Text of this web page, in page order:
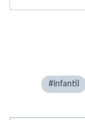
infantil